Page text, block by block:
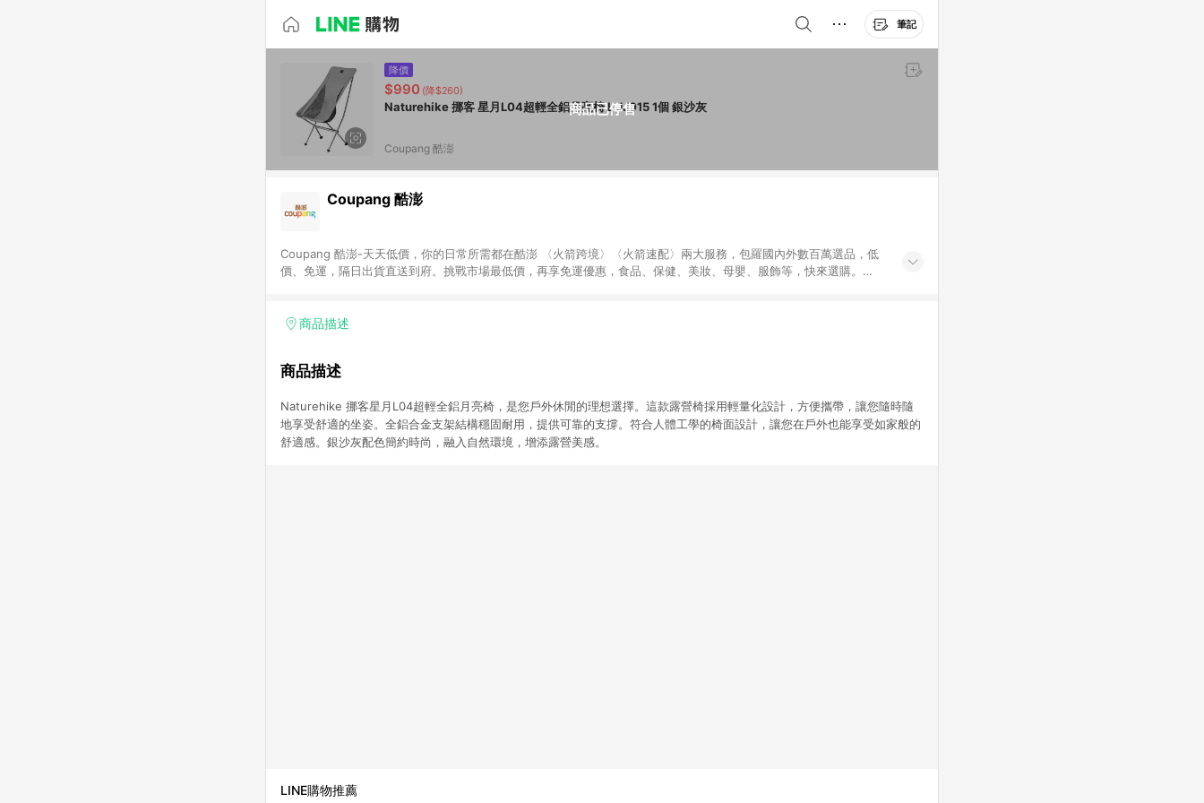
筆記
商品已停售
降價
$990 (降$260)
Naturehike 挪客 星月L04超輕全鋁月亮椅 L JJ015 1個 銀沙灰
Coupang 酷澎
Coupang 酷澎
Coupang 酷澎-天天低價，你的日常所需都在酷澎 〈火箭跨境〉〈火箭速配〉兩大服務，包羅國內外數百萬選品，低
價、免運，隔日出貨直送到府。挑戰市場最低價，再享免運優惠，食品、保健、美妝、母嬰、服飾等，快來選購。
商品描述
商品描述
Naturehike 挪客星月L04超輕全鋁月亮椅，是您戶外休閒的理想選擇。這款露營椅採用輕量化設計，方便攜帶，讓您隨時隨
地享受舒適的坐姿。全鋁合金支架結構穩固耐用，提供可靠的支撐。符合人體工學的椅面設計，讓您在戶外也能享受如家般的
舒適感。銀沙灰配色簡約時尚，融入自然環境，增添露營美感。
LINE購物推薦